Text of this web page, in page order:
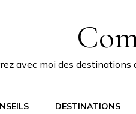
avec moi des
DESTINATIONS